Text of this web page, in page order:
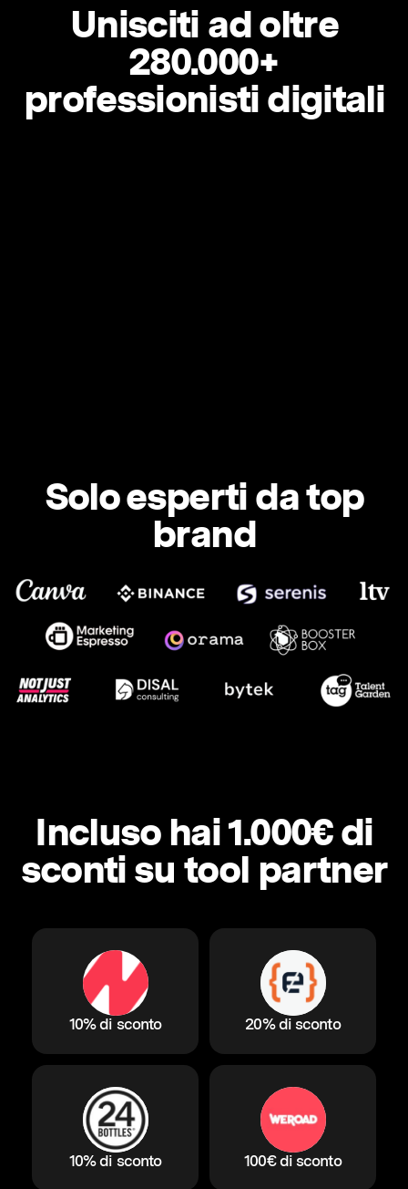
Unisciti ad oltre
280.000+
professionisti digitali
Solo esperti da top
brand
Incluso hai 1.000€ di
sconti su tool partner
10% di sconto 20% di sconto
10% di sconto 100€ di sconto